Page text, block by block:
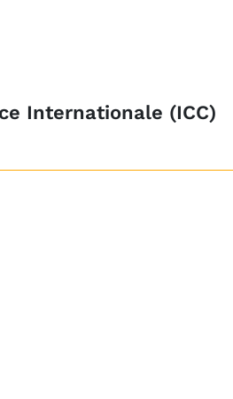
Internationale (ICC)